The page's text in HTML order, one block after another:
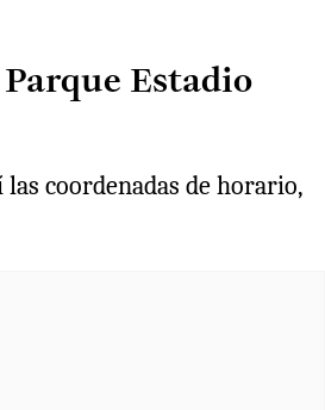
Estadio
coordenadas de horario,